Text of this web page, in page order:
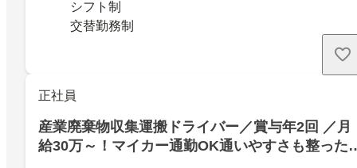
シフト制
交替勤務制
正社員
産業廃棄物収集運搬ドライバー／賞与年2回 ／月
給30万～！マイカー通勤OK通いやすさも整った